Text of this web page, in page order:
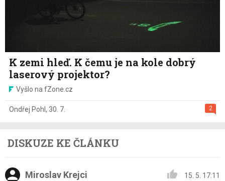
K zemi hleď. K čemu je na kole dobrý
laserový projektor?
Vyšlo na fZone.cz
2
Ondřej Pohl, 30. 7.
DISKUZE KE ČLÁNKU
Miroslav Krejci
15. 5. 17:11